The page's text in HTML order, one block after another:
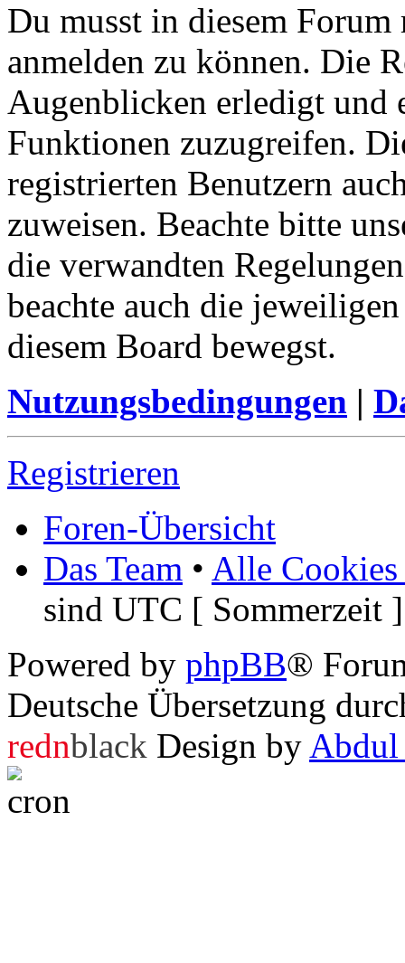
Du musst in diesem
anmelden zu können. Die
Augenblicken erledigt und
Funktionen zuzugreifen.
registrierten Benutzern
zuweisen. Beachte bitte
die verwandten
beachte auch die
diesem Board bewegst.
Nutzungsbedingungen |
Registrieren
Foren-Übersicht
Das Team • Alle Cookies
sind UTC [ Sommerzeit ]
Powered by phpBB®
Deutsche Übersetzung
rednblack Design by Abdul